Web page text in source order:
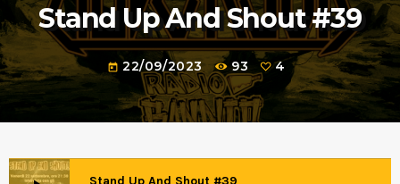
Stand Up And Shout #39
today 22/09/2023 93 4